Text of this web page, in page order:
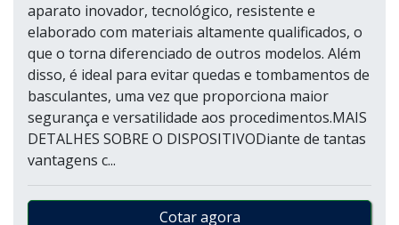
aparato inovador, tecnológico, resistente e
elaborado com materiais altamente qualificados, o
que o torna diferenciado de outros modelos. Além
disso, é ideal para evitar quedas e tombamentos de
basculantes, uma vez que proporciona maior
segurança e versatilidade aos procedimentos.MAIS
DETALHES SOBRE O DISPOSITIVODiante de tantas
vantagens c...
Cotar agora